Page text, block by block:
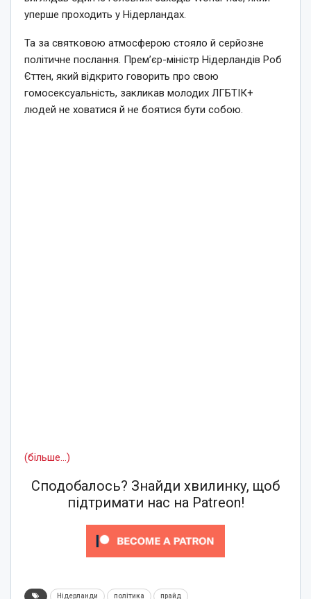
уперше проходить у Нідерландах.
Та за святковою атмосферою стояло й серйозне
політичне послання. Прем’єр-міністр Нідерландів Роб
Єттен, який відкрито говорить про свою
гомосексуальність, закликав молодих ЛГБТІК+
людей не ховатися й не боятися бути собою.
(більше…)
Сподобалось? Знайди хвилинку, щоб
підтримати нас на Patreon!
Нідерланди політика прайд